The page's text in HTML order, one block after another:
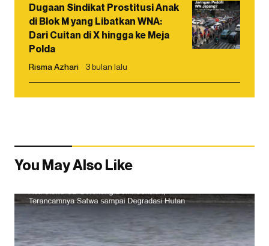
Dugaan Sindikat Prostitusi Anak
di Blok M yang Libatkan WNA:
Dari Cuitan di X hingga ke Meja
Polda
Risma Azhari 3 bulan lalu
You May Also Like